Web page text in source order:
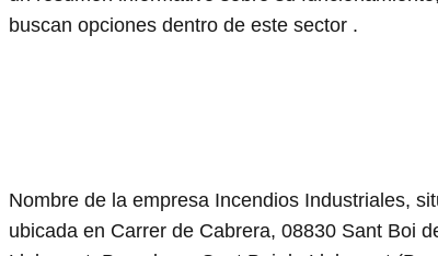
buscan opciones dentro de este sector .
Nombre de la empresa Incendios Industriales,
ubicada en Carrer de Cabrera, 08830 Sant Boi